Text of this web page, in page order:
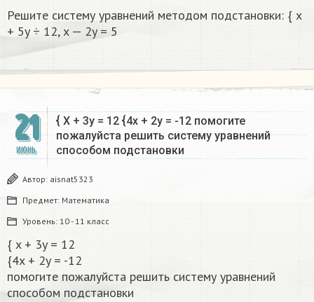
Решите систему уравнений методом подстановки: { x
+ 5y ÷ 12, x — 2y = 5
21
ИЮНЬ
{ X + 3y = 12 {4x + 2y = -12 помогите
пожалуйста решить систему уравнений
способом подстановки​
Автор: aisnat5323
Предмет: Математика
Уровень: 10 - 11 класс
{ x + 3y = 12
{4x + 2y = -12
помогите пожалуйста решить систему уравнений
способом подстановки​